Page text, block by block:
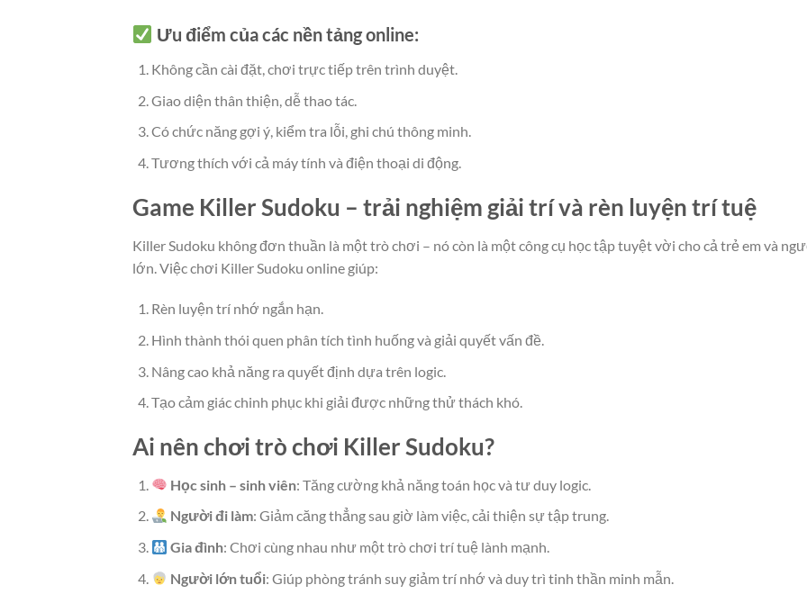
Ưu điểm của các nền tảng online:
Không cần cài đặt, chơi trực tiếp trên trình duyệt.
Giao diện thân thiện, dễ thao tác.
Có chức năng gợi ý, kiểm tra lỗi, ghi chú thông minh.
Tương thích với cả máy tính và điện thoại di động.
Game Killer Sudoku – trải nghiệm giải trí và rèn luyện trí tuệ
Killer Sudoku không đơn thuần là một trò chơi – nó còn là một công cụ học tập tuyệt vời cho cả trẻ em và
lớn. Việc chơi Killer Sudoku online giúp:
Rèn luyện trí nhớ ngắn hạn.
Hình thành thói quen phân tích tình huống và giải quyết vấn đề.
Nâng cao khả năng ra quyết định dựa trên logic.
Tạo cảm giác chinh phục khi giải được những thử thách khó.
Ai nên chơi trò chơi Killer Sudoku?
Học sinh – sinh viên: Tăng cường khả năng toán học và tư duy logic.
Người đi làm: Giảm căng thẳng sau giờ làm việc, cải thiện sự tập trung.
Gia đình: Chơi cùng nhau như một trò chơi trí tuệ lành mạnh.
Người lớn tuổi: Giúp phòng tránh suy giảm trí nhớ và duy trì tinh thần minh mẫn.